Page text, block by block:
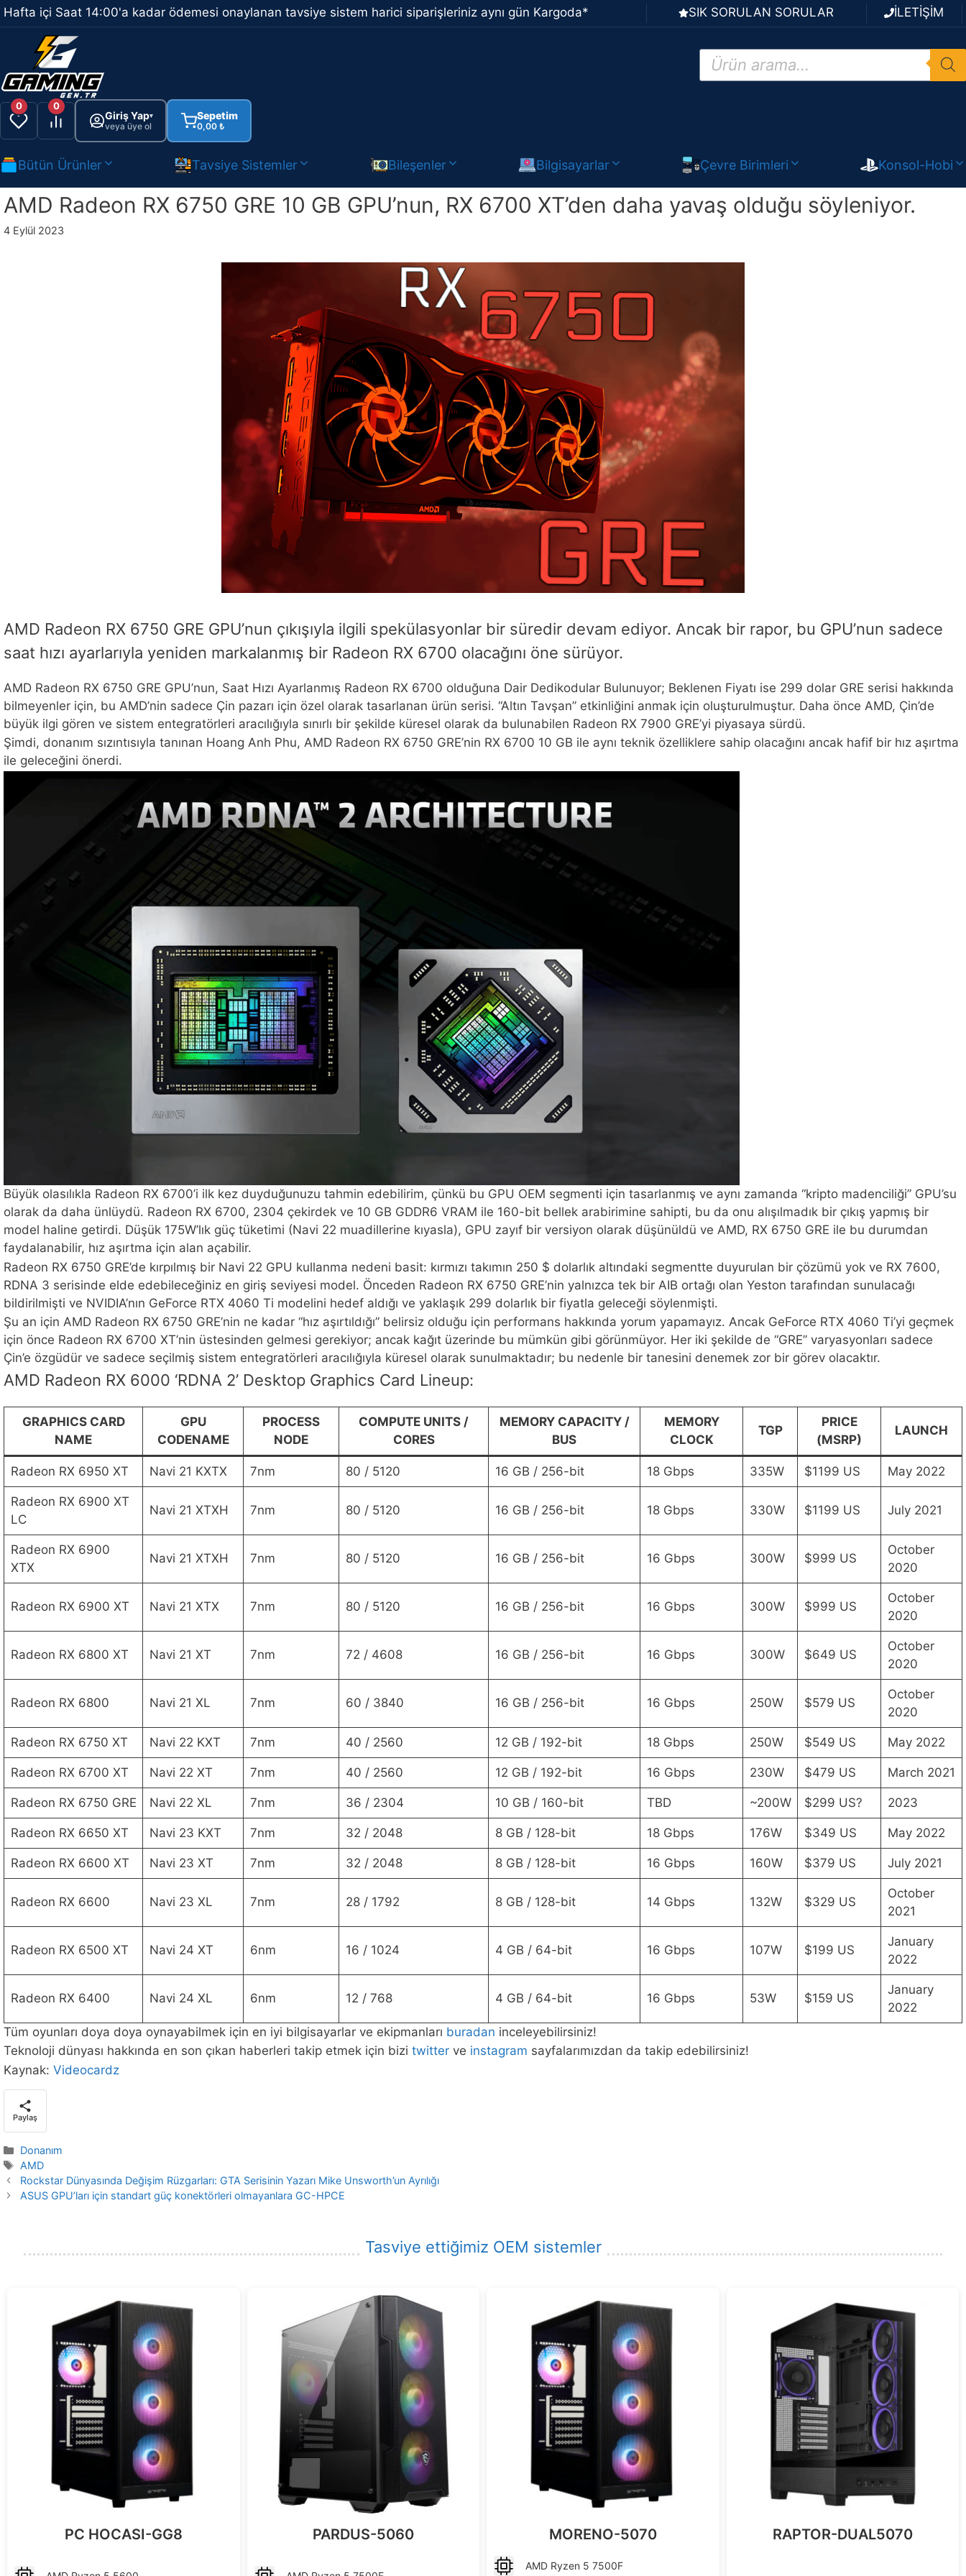
İçeriğe
atla
Hafta içi Saat 14:00'a kadar ödemesi onaylanan tavsiye sistem harici siparişleriniz aynı gün Kargoda* SIK SORULAN SORULAR İLETİŞİM
Products
search
0 0
Giriş Yap▾
veya üye ol
Sepetim
0,00 ₺
Bütün Ürünler Tavsiye Sistemler Bileşenler Bilgisayarlar Çevre Birimleri Konsol-Hobi
AMD Radeon RX 6750 GRE 10 GB GPU’nun, RX 6700 XT’den daha yavaş olduğu söyleniyor.
4 Eylül 2023
AMD Radeon RX 6750 GRE GPU’nun çıkışıyla ilgili spekülasyonlar bir süredir devam ediyor. Ancak bir rapor, bu GPU’nun sadece
saat hızı ayarlarıyla yeniden markalanmış bir Radeon RX 6700 olacağını öne sürüyor.
AMD Radeon RX 6750 GRE GPU’nun, Saat Hızı Ayarlanmış Radeon RX 6700 olduğuna Dair Dedikodular Bulunuyor; Beklenen Fiyatı ise 299 dolar GRE serisi hakkında
bilmeyenler için, bu AMD’nin sadece Çin pazarı için özel olarak tasarlanan ürün serisi. “Altın Tavşan” etkinliğini anmak için oluşturulmuştur. Daha önce AMD, Çin’de
büyük ilgi gören ve sistem entegratörleri aracılığıyla sınırlı bir şekilde küresel olarak da bulunabilen Radeon RX 7900 GRE’yi piyasaya sürdü.
Şimdi, donanım sızıntısıyla tanınan Hoang Anh Phu, AMD Radeon RX 6750 GRE’nin RX 6700 10 GB ile aynı teknik özelliklere sahip olacağını ancak hafif bir hız aşırtma
ile geleceğini önerdi.
Büyük olasılıkla Radeon RX 6700’i ilk kez duyduğunuzu tahmin edebilirim, çünkü bu GPU OEM segmenti için tasarlanmış ve aynı zamanda “kripto madenciliği” GPU’su
olarak da daha ünlüydü. Radeon RX 6700, 2304 çekirdek ve 10 GB GDDR6 VRAM ile 160-bit bellek arabirimine sahipti, bu da onu alışılmadık bir çıkış yapmış bir
model haline getirdi. Düşük 175W’lık güç tüketimi (Navi 22 muadillerine kıyasla), GPU zayıf bir versiyon olarak düşünüldü ve AMD, RX 6750 GRE ile bu durumdan
faydalanabilir, hız aşırtma için alan açabilir.
Radeon RX 6750 GRE’de kırpılmış bir Navi 22 GPU kullanma nedeni basit: kırmızı takımın 250 $ dolarlık altındaki segmentte duyurulan bir çözümü yok ve RX 7600,
RDNA 3 serisinde elde edebileceğiniz en giriş seviyesi model. Önceden Radeon RX 6750 GRE’nin yalnızca tek bir AIB ortağı olan Yeston tarafından sunulacağı
bildirilmişti ve NVIDIA’nın GeForce RTX 4060 Ti modelini hedef aldığı ve yaklaşık 299 dolarlık bir fiyatla geleceği söylenmişti.
Şu an için AMD Radeon RX 6750 GRE’nin ne kadar “hız aşırtıldığı” belirsiz olduğu için performans hakkında yorum yapamayız. Ancak GeForce RTX 4060 Ti’yi geçmek
için önce Radeon RX 6700 XT’nin üstesinden gelmesi gerekiyor; ancak kağıt üzerinde bu mümkün gibi görünmüyor. Her iki şekilde de “GRE” varyasyonları sadece
Çin’e özgüdür ve sadece seçilmiş sistem entegratörleri aracılığıyla küresel olarak sunulmaktadır; bu nedenle bir tanesini denemek zor bir görev olacaktır.
AMD Radeon RX 6000 ‘RDNA 2’ Desktop Graphics Card Lineup:
GRAPHICS CARD
NAME
GPU
CODENAME
PROCESS
NODE
COMPUTE UNITS /
CORES
MEMORY CAPACITY /
BUS
MEMORY
CLOCK
TGP
PRICE
(MSRP)
LAUNCH
Radeon RX 6950 XT Navi 21 KXTX 7nm 80 / 5120 16 GB / 256-bit 18 Gbps 335W $1199 US May 2022
Radeon RX 6900 XT
LC
Navi 21 XTXH 7nm 80 / 5120 16 GB / 256-bit 18 Gbps 330W $1199 US July 2021
Radeon RX 6900
XTX
Navi 21 XTXH 7nm 80 / 5120 16 GB / 256-bit 16 Gbps 300W $999 US
October
2020
Radeon RX 6900 XT Navi 21 XTX 7nm 80 / 5120 16 GB / 256-bit 16 Gbps 300W $999 US
October
2020
Radeon RX 6800 XT Navi 21 XT 7nm 72 / 4608 16 GB / 256-bit 16 Gbps 300W $649 US
October
2020
Radeon RX 6800 Navi 21 XL 7nm 60 / 3840 16 GB / 256-bit 16 Gbps 250W $579 US
October
2020
Radeon RX 6750 XT Navi 22 KXT 7nm 40 / 2560 12 GB / 192-bit 18 Gbps 250W $549 US May 2022
Radeon RX 6700 XT Navi 22 XT 7nm 40 / 2560 12 GB / 192-bit 16 Gbps 230W $479 US March 2021
Radeon RX 6750 GRE Navi 22 XL 7nm 36 / 2304 10 GB / 160-bit TBD ~200W $299 US? 2023
Radeon RX 6650 XT Navi 23 KXT 7nm 32 / 2048 8 GB / 128-bit 18 Gbps 176W $349 US May 2022
Radeon RX 6600 XT Navi 23 XT 7nm 32 / 2048 8 GB / 128-bit 16 Gbps 160W $379 US July 2021
Radeon RX 6600 Navi 23 XL 7nm 28 / 1792 8 GB / 128-bit 14 Gbps 132W $329 US
October
2021
Radeon RX 6500 XT Navi 24 XT 6nm 16 / 1024 4 GB / 64-bit 16 Gbps 107W $199 US
January
2022
Radeon RX 6400 Navi 24 XL 6nm 12 / 768 4 GB / 64-bit 16 Gbps 53W $159 US
January
2022
Tüm oyunları doya doya oynayabilmek için en iyi bilgisayarlar ve ekipmanları buradan inceleyebilirsiniz!
Teknoloji dünyası hakkında en son çıkan haberleri takip etmek için bizi twitter ve instagram sayfalarımızdan da takip edebilirsiniz!
Kaynak: Videocardz
Paylaş
Kategoriler
Donanım
Etiketler
AMD
Rockstar Dünyasında Değişim Rüzgarları: GTA Serisinin Yazarı Mike Unsworth’un Ayrılığı
ASUS GPU’ları için standart güç konektörleri olmayanlara GC-HPCE
Tasviye ettiğimiz OEM sistemler
PC HOCASI-GG8 PARDUS-5060 MORENO-5070
AMD Ryzen 5 7500F
RAPTOR-DUAL5070